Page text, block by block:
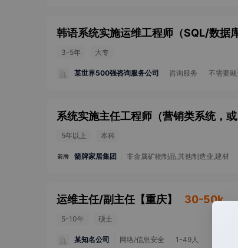
韩语系统实施运维工程师（SQL/数据库
3-5年 大专
某世界500强咨询服务公司 咨询服务 不需要融
系
5年以上 本科
箭牌家居集团 非金属矿物制品,其他制造业,建材
运维主任/副主任 【重庆】 30-50k
5-10年 硕士
某知名公司 网络/信息安全 1-49人